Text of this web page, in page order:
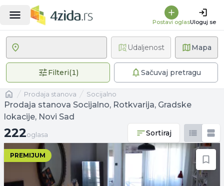
Postavi oglasUloguj se
Mapa
Filteri(1)1 primenjen filterSačuvaj pretragu
Udaljenost
Naslovnaprodaja stanova Socijalno
Prodaja stanova Socijalno, Rotkvarija, Gradske
lokacije, Novi Sad
222 oglasa
222oglasa Sortiraj
PREMIJUM